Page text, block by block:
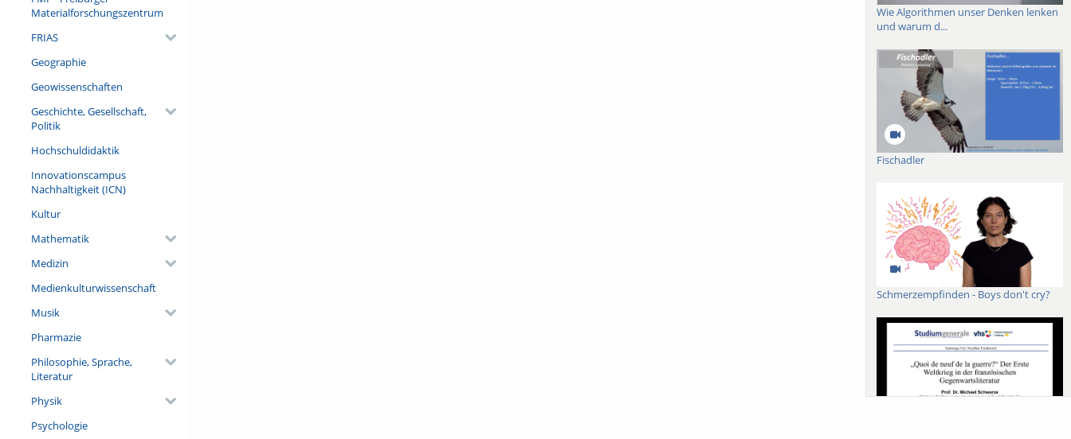
Materialforschungszentrum
FRIAS
Geographie
Geowissenschaften
Geschichte, Gesellschaft,
Politik
Hochschuldidaktik
Innovationscampus
Nachhaltigkeit (ICN)
Kultur
Mathematik
Medizin
Medienkulturwissenschaft
Musik
Pharmazie
Philosophie, Sprache,
Literatur
Physik
Psychologie
Wie Algorithmen unser Denken lenken
und warum d...
Fischadler
Schmerzempfinden - Boys don't cry?